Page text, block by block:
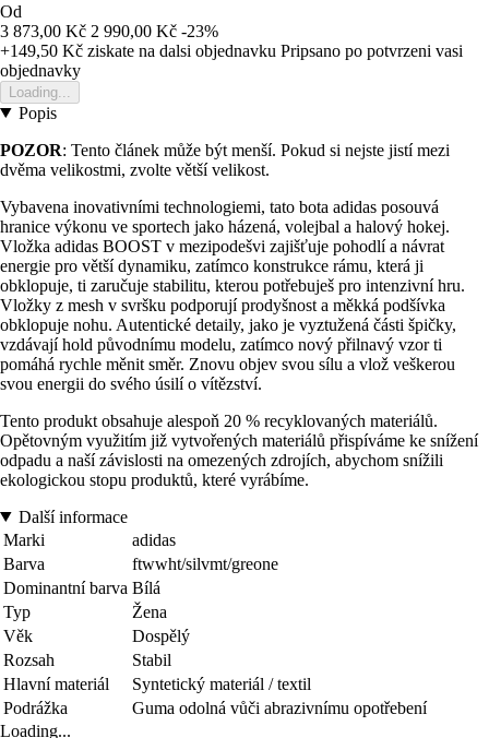
Od
3 873,00 Kč 2 990,00 Kč -23%
+149,50 Kč ziskate na dalsi objednavku Pripsano po potvrzeni vasi
objednavky
Loading...
Popis
POZOR: Tento článek může být menší. Pokud si nejste jistí mezi
dvěma velikostmi, zvolte větší velikost.
Vybavena inovativními technologiemi, tato bota adidas posouvá
hranice výkonu ve sportech jako házená, volejbal a halový hokej.
Vložka adidas BOOST v mezipodešvi zajišťuje pohodlí a návrat
energie pro větší dynamiku, zatímco konstrukce rámu, která ji
obklopuje, ti zaručuje stabilitu, kterou potřebuješ pro intenzivní hru.
Vložky z mesh v svršku podporují prodyšnost a měkká podšívka
obklopuje nohu. Autentické detaily, jako je vyztužená části špičky,
vzdávají hold původnímu modelu, zatímco nový přilnavý vzor ti
pomáhá rychle měnit směr. Znovu objev svou sílu a vlož veškerou
svou energii do svého úsilí o vítězství.
Tento produkt obsahuje alespoň 20 % recyklovaných materiálů.
Opětovným využitím již vytvořených materiálů přispíváme ke snížení
odpadu a naší závislosti na omezených zdrojích, abychom snížili
ekologickou stopu produktů, které vyrábíme.
Další informace
Marki
adidas
Barva
ftwwht/silvmt/greone
Dominantní barva Bílá
Typ
Žena
Věk
Dospělý
Rozsah
Stabil
Hlavní materiál
Syntetický materiál / textil
Podrážka
Guma odolná vůči abrazivnímu opotřebení
Loading...